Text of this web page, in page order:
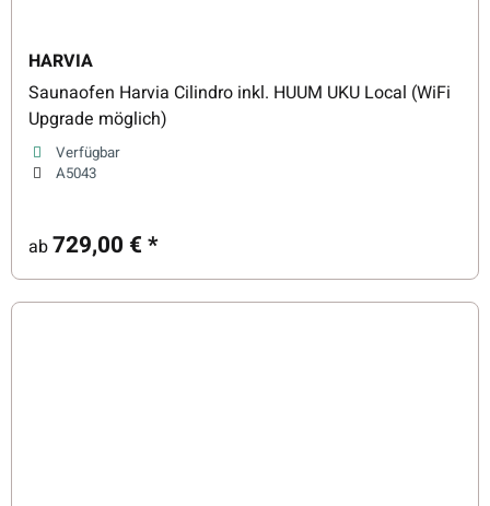
HARVIA
Saunaofen Harvia Cilindro inkl. HUUM UKU Local (WiFi
Upgrade möglich)
Verfügbar
A5043
ab729,00 €*